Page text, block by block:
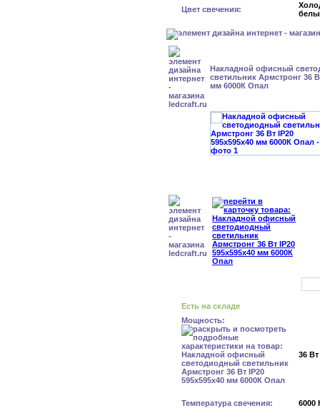
Цвет свечения:
Накладной офисный
светильник Армстронг 36
мм 6000К Опал
Есть на складе
Мощность:
36 Вт
Температура свечения: 6000